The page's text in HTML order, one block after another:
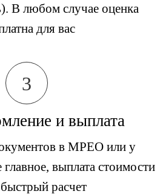
В любом случае оценка
для вас
3
и выплата
в МРЕО или у
выплата стоимости
расчет